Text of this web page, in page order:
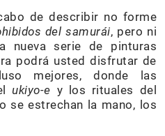
de describir no forme
del samurái, pero ni
nueva serie de pinturas
podrá usted disfrutar de
mejores, donde las
ukiyo-e y los rituales del
se estrechan la mano, los